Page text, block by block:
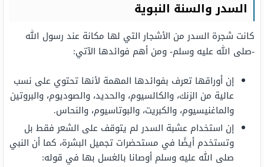
السدر والسنة النبوية
كانت شجرة السدر من الأشجار التي لها مكانة عند رسول الله
-صلى الله عليه وسلم- ومن أهم فوائدها الآتي:
إن أوراقها تعرف بفوائدها المهمة لأنها تحتوي على نسب
عالية من الزنك، والكالسيوم، والحديد، والصوديوم، والبروتين
والماغنيسيوم، والكبريت، والبوتاسيوم، والنحاس.
إن استخدام عشبة السدر لم يتوقف على الشعر فقط بل
وتستخدم أيضًا في مستحضرات تجميل البشرة، كما أن النبي
صلى الله عليه وسلم أوصانا بالغسل بها في قوله: